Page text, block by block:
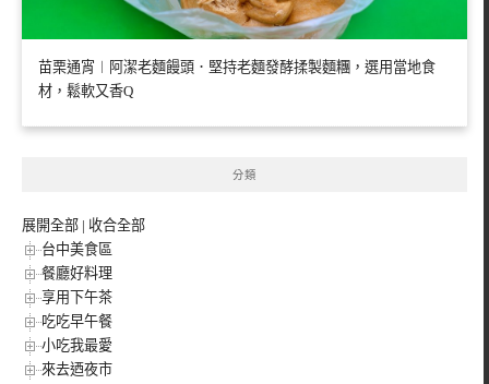
苗栗通宵︱阿潔老麵饅頭．堅持老麵發酵揉製麵糰，選用當地食
材，鬆軟又香Q
分類
展開全部 | 收合全部
台中美食區
餐廳好料理
享用下午茶
吃吃早午餐
小吃我最愛
來去迺夜市